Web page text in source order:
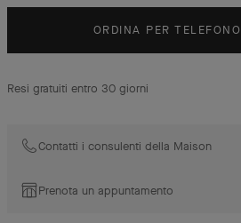
ORDINA PER TELEFONO
Resi gratuiti entro 30 giorni
Contatti i consulenti della Maison
Prenota un appuntamento